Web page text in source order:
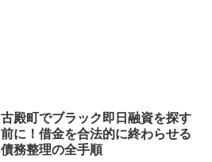
古殿町でブラック即日融資を探す
前に！借金を合法的に終わらせる
債務整理の全手順